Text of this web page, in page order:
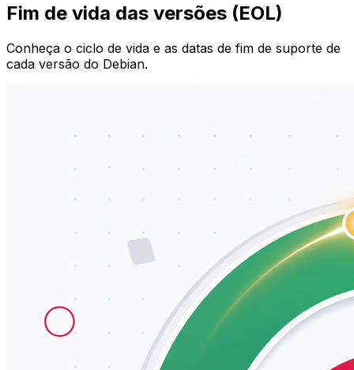
Fim de vida das versões (EOL)
Conheça o ciclo de vida e as datas de fim de suporte de
cada versão do Debian.